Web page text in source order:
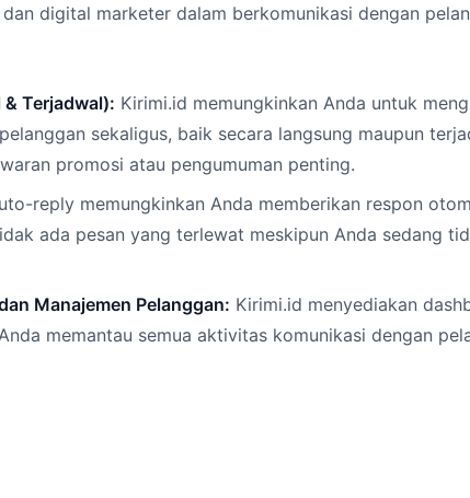
digital marketer dalam berkomunikasi dengan
Terjadwal): Kirimi.id memungkinkan Anda untuk
sekaligus, baik secara langsung maupun
promosi atau pengumuman penting.
reply memungkinkan Anda memberikan respon
ada pesan yang terlewat meskipun Anda sedang
Manajemen Pelanggan: Kirimi.id menyediakan
memantau semua aktivitas komunikasi dengan